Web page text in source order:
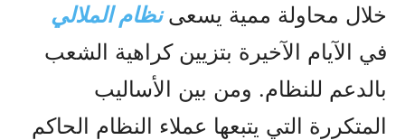
خلال محاولة ممیة یسعینظام الملالي
في الآیام الآخیرة بتزيين كراهية الشعب
بالدعم للنظام. ومن بين الأساليب
المتكررة التي يتبعها عملاء النظام الحاكم